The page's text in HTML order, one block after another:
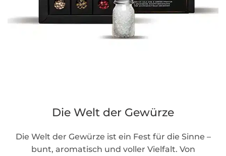
Die Welt der Gewürze
Die Welt der Gewürze ist ein Fest für die Sinne –
bunt, aromatisch und voller Vielfalt. Von